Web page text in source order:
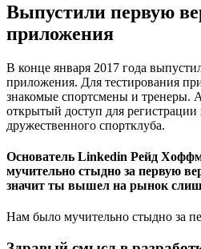
Выпустили первую
приложения
В конце января 2017 года
приложения. Для тестирования
знакомые спортсмены и тренеры.
открытый доступ для
дружественного спортклуба.
Основатель Linkedin Рейд
мучительно стыдно за первую
значит ты вышел на рынок
Нам было мучительно стыдно за